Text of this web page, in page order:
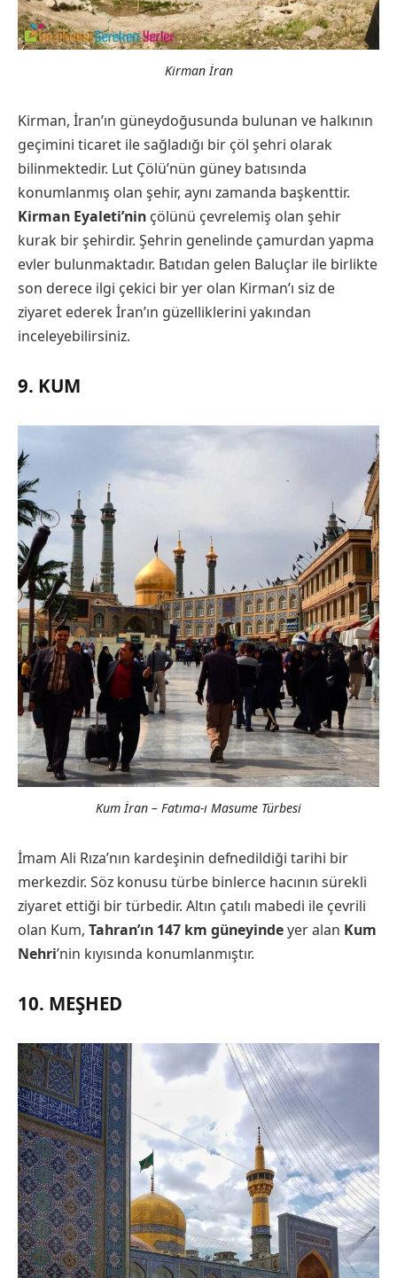
Kirman İran
Kirman, İran’ın güneydoğusunda bulunan ve halkının
geçimini ticaret ile sağladığı bir çöl şehri olarak
bilinmektedir. Lut Çölü’nün güney batısında
konumlanmış olan şehir, aynı zamanda başkenttir.
Kirman Eyaleti’nin çölünü çevrelemiş olan şehir
kurak bir şehirdir. Şehrin genelinde çamurdan yapma
evler bulunmaktadır. Batıdan gelen Baluçlar ile birlikte
son derece ilgi çekici bir yer olan Kirman’ı siz de
ziyaret ederek İran’ın güzelliklerini yakından
inceleyebilirsiniz.
9. KUM
Kum İran – Fatıma-ı Masume Türbesi
İmam Ali Rıza’nın kardeşinin defnedildiği tarihi bir
merkezdir. Söz konusu türbe binlerce hacının sürekli
ziyaret ettiği bir türbedir. Altın çatılı mabedi ile çevrili
olan Kum, Tahran’ın 147 km güneyindeyer alan Kum
Nehri’nin kıyısında konumlanmıştır.
10. MEŞHED